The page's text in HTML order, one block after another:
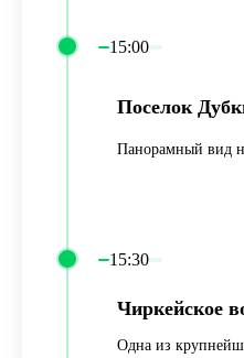
15:00
Поселок
Панорамный вид
15:30
Чиркейское
Одна из